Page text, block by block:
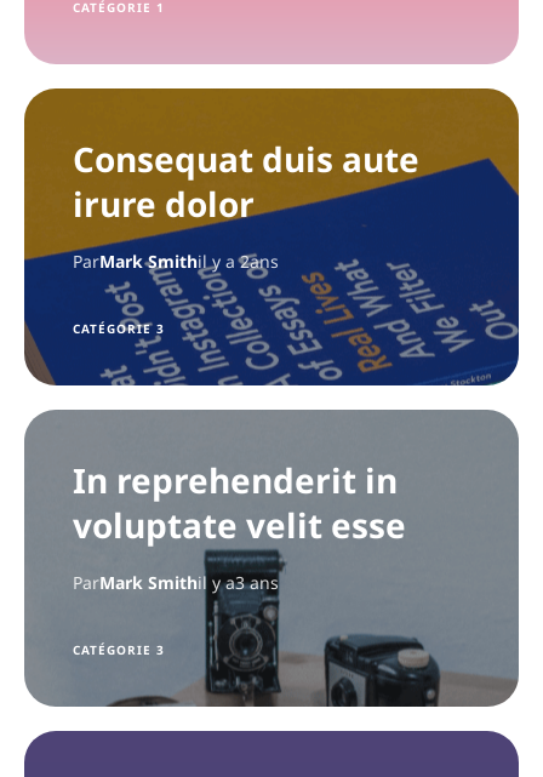
CATÉGORIE 1
Consequat duis aute
irure dolor
ParMark Smithil y a 2ans
CATÉGORIE 3
In reprehenderit in
voluptate velit esse
ParMark Smithil y a3 ans
CATÉGORIE 3